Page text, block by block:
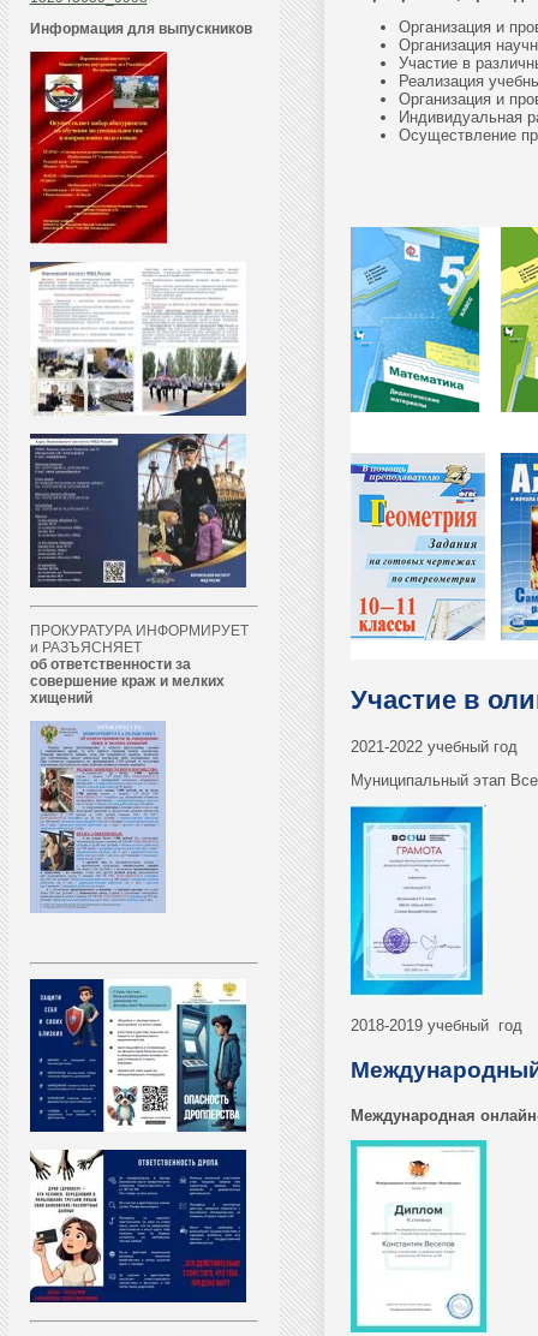
Информация для выпускников
ПРОКУРАТУРА ИНФОРМИРУЕТ
и РАЗЪЯСНЯЕТ
об ответственности за
совершение краж и мелких
хищений
Организация и
Организация
Участие в
Реализация
Организация и
Индивидуальная
Осуществление
Участие в
2021-2022 учебный год
Муниципальный этап
2018-2019 учебный год
Международная